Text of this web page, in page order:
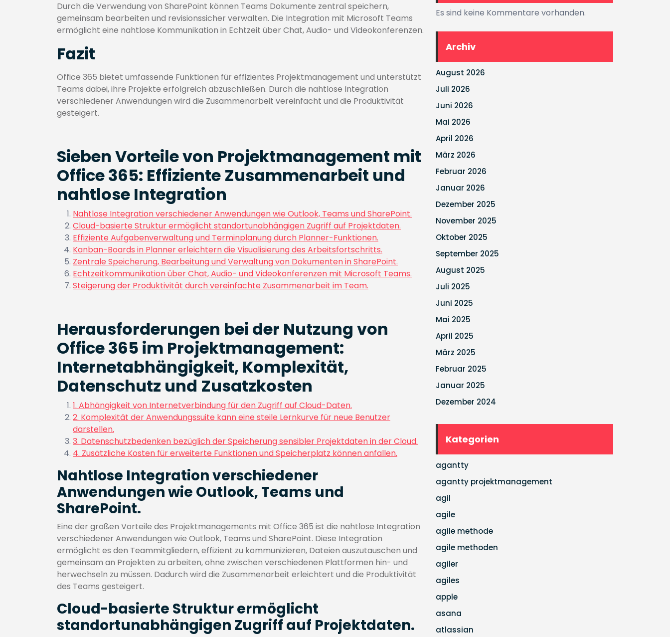
Durch die Verwendung von SharePoint können Teams Dokumente zentral speichern,
gemeinsam bearbeiten und revisionssicher verwalten. Die Integration mit Microsoft Teams
ermöglicht eine nahtlose Kommunikation in Echtzeit über Chat, Audio- und Videokonferenzen.
Fazit
Office 365 bietet umfassende Funktionen für effizientes Projektmanagement und unterstützt
Teams dabei, ihre Projekte erfolgreich abzuschließen. Durch die nahtlose Integration
verschiedener Anwendungen wird die Zusammenarbeit vereinfacht und die Produktivität
gesteigert.
Sieben Vorteile von Projektmanagement mit
Office 365: Effiziente Zusammenarbeit und
nahtlose Integration
Nahtlose Integration verschiedener Anwendungen wie Outlook, Teams und SharePoint.
Cloud-basierte Struktur ermöglicht standortunabhängigen Zugriff auf Projektdaten.
Effiziente Aufgabenverwaltung und Terminplanung durch Planner-Funktionen.
Kanban-Boards in Planner erleichtern die Visualisierung des Arbeitsfortschritts.
Zentrale Speicherung, Bearbeitung und Verwaltung von Dokumenten in SharePoint.
Echtzeitkommunikation über Chat, Audio- und Videokonferenzen mit Microsoft Teams.
Steigerung der Produktivität durch vereinfachte Zusammenarbeit im Team.
Herausforderungen bei der Nutzung von
Office 365 im Projektmanagement:
Internetabhängigkeit, Komplexität,
Datenschutz und Zusatzkosten
1. Abhängigkeit von Internetverbindung für den Zugriff auf Cloud-Daten.
2. Komplexität der Anwendungssuite kann eine steile Lernkurve für neue Benutzer
darstellen.
3. Datenschutzbedenken bezüglich der Speicherung sensibler Projektdaten in der Cloud.
4. Zusätzliche Kosten für erweiterte Funktionen und Speicherplatz können anfallen.
Nahtlose Integration verschiedener
Anwendungen wie Outlook, Teams und
SharePoint.
Eine der großen Vorteile des Projektmanagements mit Office 365 ist die nahtlose Integration
verschiedener Anwendungen wie Outlook, Teams und SharePoint. Diese Integration
ermöglicht es den Teammitgliedern, effizient zu kommunizieren, Dateien auszutauschen und
gemeinsam an Projekten zu arbeiten, ohne zwischen verschiedenen Plattformen hin- und
herwechseln zu müssen. Dadurch wird die Zusammenarbeit erleichtert und die Produktivität
des Teams gesteigert.
Cloud-basierte Struktur ermöglicht
standortunabhängigen Zugriff auf Projektdaten.
Es sind keine Kommentare vorhanden.
Archiv
August 2026
Juli 2026
Juni 2026
Mai 2026
April 2026
März 2026
Februar 2026
Januar 2026
Dezember 2025
November 2025
Oktober 2025
September 2025
August 2025
Juli 2025
Juni 2025
Mai 2025
April 2025
März 2025
Februar 2025
Januar 2025
Dezember 2024
Kategorien
agantty
agantty projektmanagement
agil
agile
agile methode
agile methoden
agiler
agiles
apple
asana
atlassian